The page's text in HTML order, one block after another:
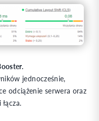
jednocześnie,
odciążenie serwera oraz